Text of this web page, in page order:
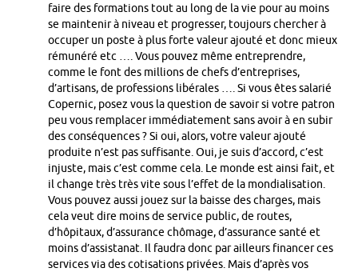
faire des formations tout au long de la vie pour au moins
se maintenir à niveau et progresser, toujours chercher à
occuper un poste à plus forte valeur ajouté et donc mieux
rémunéré etc …. Vous pouvez même entreprendre,
comme le font des millions de chefs d’entreprises,
d’artisans, de professions libérales …. Si vous êtes salarié
Copernic, posez vous la question de savoir si votre patron
peu vous remplacer immédiatement sans avoir à en subir
des conséquences ? Si oui, alors, votre valeur ajouté
produite n’est pas suffisante. Oui, je suis d’accord, c’est
injuste, mais c’est comme cela. Le monde est ainsi fait, et
il change très très vite sous l’effet de la mondialisation.
Vous pouvez aussi jouez sur la baisse des charges, mais
cela veut dire moins de service public, de routes,
d’hôpitaux, d’assurance chômage, d’assurance santé et
moins d’assistanat. Il faudra donc par ailleurs financer ces
services via des cotisations privées. Mais d’après vos